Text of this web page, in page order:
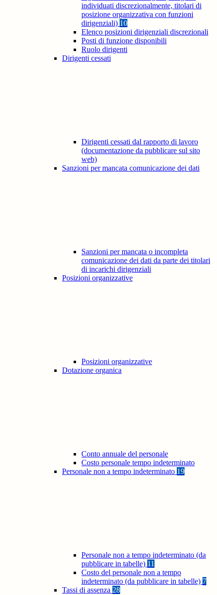
individuati discrezionalmente, titolari di
posizione organizzativa con funzioni
dirigenziali) 10
Elenco posizioni dirigenziali discrezionali
Posti di funzione disponibili
Ruolo dirigenti
Dirigenti cessati
Dirigenti cessati dal rapporto di lavoro
(documentazione da pubblicare sul sito
web)
Sanzioni per mancata comunicazione dei dati
Sanzioni per mancata o incompleta
comunicazione dei dati da parte dei titolari
di incarichi dirigenziali
Posizioni organizzative
Posizioni organizzative
Dotazione organica
Conto annuale del personale
Costo personale tempo indeterminato
Personale non a tempo indeterminato 19
Personale non a tempo indeterminato (da
pubblicare in tabelle) 11
Costo del personale non a tempo
indeterminato (da pubblicare in tabelle) 7
Tassi di assenza 28